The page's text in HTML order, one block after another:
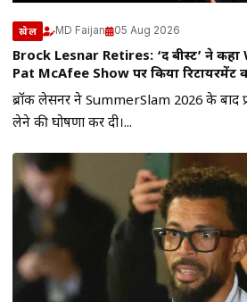
खेल MD Faijan 05 Aug 2026
Brock Lesnar Retires: ‘द बीस्ट’ ने कहा
Pat McAfee Show पर किया रिटायरमेंट
ब्रॉक लेसनर ने SummerSlam 2026 के बाद
लेने की घोषणा कर दी।...